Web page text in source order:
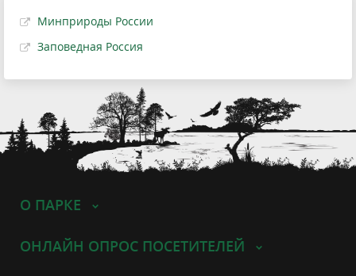
Минприроды России
Заповедная Россия
О ПАРКЕ
ОНЛАЙН ОПРОС ПОСЕТИТЕЛЕЙ